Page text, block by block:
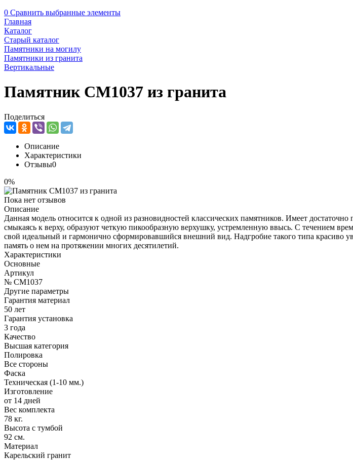
0 Сравнить выбранные элементы
Главная
Каталог
Старый каталог
Памятники на могилу
Памятники из гранита
Вертикальные
Памятник CM1037 из гранита
Поделиться
Описание
Характеристики
Отзывы0
0%
Пока нет отзывов
Описание
Данная модель относится к одной из разновидностей классических памятников. Имеет
смыкаясь к верху, образуют четкую пикообразную верхушку, устремленную ввысь. С течением
свой идеальный и гармонично сформировавшийся внешний вид. Надгробие такого типа красиво
память о нем на протяжении многих десятилетий.
Характеристики
Основные
Артикул
№ CM1037
Другие параметры
Гарантия материал
50 лет
Гарантия установка
3 года
Качество
Высшая категория
Полировка
Все стороны
Фаска
Техническая (1-10 мм.)
Изготовление
от 14 дней
Вес комплекта
78 кг.
Высота с тумбой
92 см.
Материал
Карельский гранит